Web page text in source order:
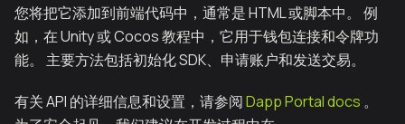
您将把它添加到前端代码中，通常是 HTML 或脚本中。 例
如，在 Unity 或 Cocos 教程中，它用于钱包连接和令牌功
能。 主要方法包括初始化 SDK、申请账户和发送交易。
有关 API 的详细信息和设置，请参阅Dapp Portal docs 。